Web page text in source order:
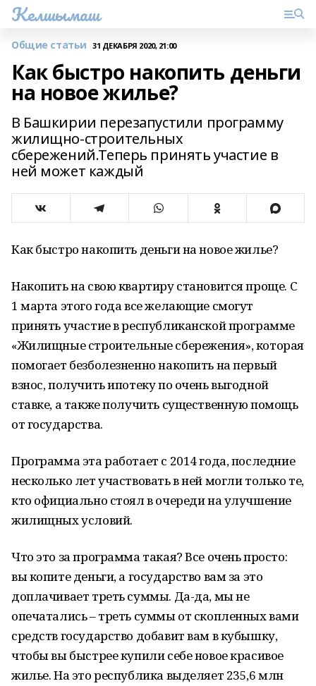
Келшымаш
Общие статьи 31 ДЕКАБРЯ 2020, 21:00
Как быстро накопить деньги
на новое жилье?
В Башкирии перезапустили программу
жилищно-строительных
сбережений.Теперь принять участие в
ней может каждый
Как быстро накопить деньги на новое жилье?
Накопить на свою квартиру становится проще. С
1 марта этого года все желающие смогут
принять участие в республиканской программе
«Жилищные строительные сбережения», которая
помогает безболезненно накопить на первый
взнос, получить ипотеку по очень выгодной
ставке, а также получить существенную помощь
от государства.
Программа эта работает с 2014 года, последние
несколько лет участвовать в ней могли только те,
кто официально стоял в очереди на улучшение
жилищных условий.
Что это за программа такая? Все очень просто:
вы копите деньги, а государство вам за это
доплачивает треть суммы. Да-да, мы не
опечатались – треть суммы от скопленных вами
средств государство добавит вам в кубышку,
чтобы вы быстрее купили себе новое красивое
жилье. На это республика выделяет 235,6 млн